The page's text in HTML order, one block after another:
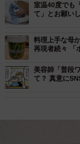
室温40度でも
て」とお願い
料理上手な母
再現者続々 「
美容師「普段
て？ 真意に